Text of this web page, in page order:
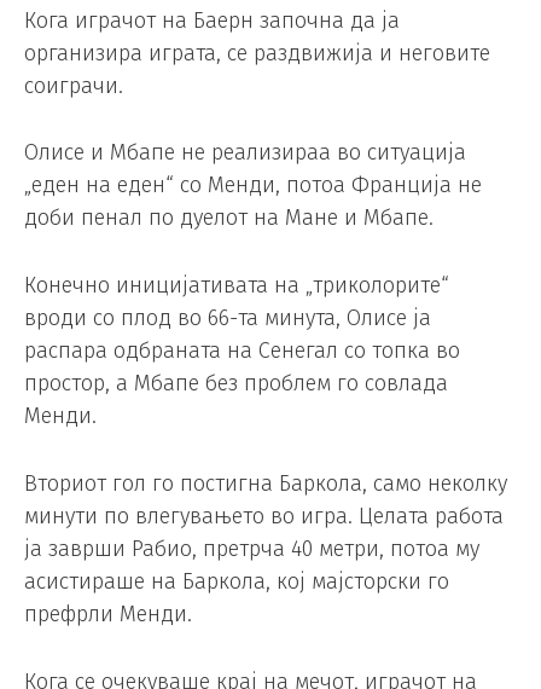
Кога играчот на Баерн започна да ја
организира играта, се раздвижија и неговите
соиграчи.
Олисе и Мбапе не реализираа во ситуација
„еден на еден“ со Менди, потоа Франција не
доби пенал по дуелот на Мане и Мбапе.
Конечно иницијативата на „триколорите“
вроди со плод во 66-та минута, Олисе ја
распара одбраната на Сенегал со топка во
простор, а Мбапе без проблем го совлада
Менди.
Вториот гол го постигна Баркола, само неколку
минути по влегувањето во игра. Целата работа
ја заврши Рабио, претрча 40 метри, потоа му
асистираше на Баркола, кој мајсторски го
префрли Менди.
Кога се очекуваше крај на мечот, играчот на